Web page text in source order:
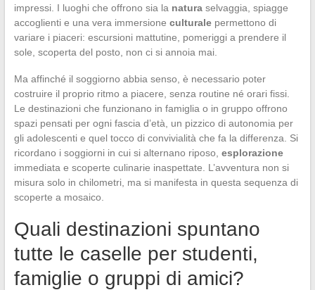
impressi. I luoghi che offrono sia la naturaselvaggia, spiagge
accoglienti e una vera immersione culturalepermettono di
variare i piaceri: escursioni mattutine, pomeriggi a prendere il
sole, scoperta del posto, non ci si annoia mai.
Ma affinché il soggiorno abbia senso, è necessario poter
costruire il proprio ritmo a piacere, senza routine né orari fissi.
Le destinazioni che funzionano in famiglia o in gruppo offrono
spazi pensati per ogni fascia d’età, un pizzico di autonomia per
gli adolescenti e quel tocco di convivialità che fa la differenza. Si
ricordano i soggiorni in cui si alternano riposo, esplorazione
immediata e scoperte culinarie inaspettate. L’avventura non si
misura solo in chilometri, ma si manifesta in questa sequenza di
scoperte a mosaico.
Quali destinazioni spuntano
tutte le caselle per studenti,
famiglie o gruppi di amici?